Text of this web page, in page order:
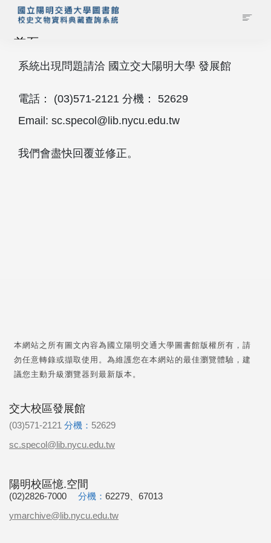
首頁
藏品查詢
藏品清單全覽
系統出現問題請洽 國立交大陽明大學 發展館
電話： (03)571‐2121 分機： 52629
Email: sc.specol@lib.nycu.edu.tw
我們會盡快回覆並修正。
本網站之所有圖文內容為國立陽明交通大學圖書館版權所有，請
勿任意轉錄或擷取使用。為維護您在本網站的最佳瀏覽體驗，建
議您主動升級瀏覽器到最新版本。
交大校區發展館
(03)571-2121 分機： 52629
sc.specol@lib.nycu.edu.tw
陽明校區憶.空間
(02)2826-7000 分機： 62279、67013
ymarchive@lib.nycu.edu.tw